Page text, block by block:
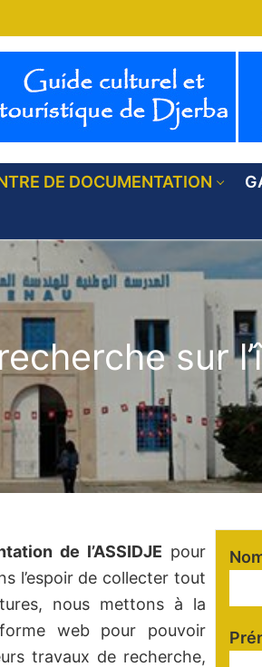
DE DOCUMENTATION
sur
de l’ASSIDJE pour
l’espoir de collecter tout
nous mettons à la
web pour pouvoir
travaux de recherche,